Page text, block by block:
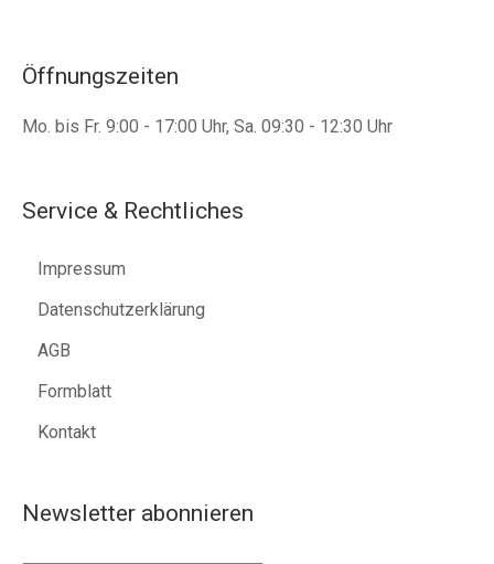
Öffnungszeiten
Mo. bis Fr. 9:00 - 17:00 Uhr, Sa. 09:30 - 12:30 Uhr
Service & Rechtliches
Impressum
Datenschutzerklärung
AGB
Formblatt
Kontakt
Newsletter abonnieren